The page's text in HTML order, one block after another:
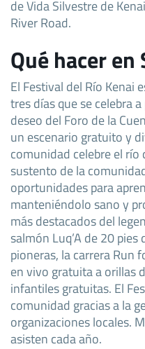
de Vida Silvestre de
River Road.
Qué hacer
El Festival del Río Kenai
tres días que se celebra
deseo del Foro de la
un escenario gratuito y
comunidad celebre el
sustento de la
oportunidades para
manteniéndolo sano y
más destacados del
salmón Luq’A de 20
pioneras, la carrera Run
en vivo gratuita a orillas
infantiles gratuitas. El
comunidad gracias a la
organizaciones locales.
asisten cada año.